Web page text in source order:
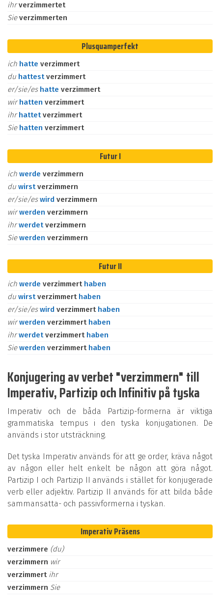
ihrverzimmertet
Sieverzimmerten
Plusquamperfekt
ich hatte verzimmert
du hattestverzimmert
er/sie/es hatte verzimmert
wirhatten verzimmert
ihrhattetverzimmert
Sie hatten verzimmert
Futur I
ich werde verzimmern
du wirstverzimmern
er/sie/eswird verzimmern
wirwerden verzimmern
ihrwerdetverzimmern
Siewerden verzimmern
Futur II
ich werde verzimmert haben
du wirstverzimmert haben
er/sie/eswird verzimmert haben
wirwerden verzimmert haben
ihrwerdetverzimmert haben
Siewerden verzimmert haben
Konjugering av verbet "verzimmern" till
Imperativ, Partizip och Infinitiv på tyska
Imperativ och de båda Partizip-formerna är viktiga
grammatiska tempus i den tyska konjugationen. De
används i stor utsträckning.
Det tyska Imperativ används för att ge order, kräva något
av någon eller helt enkelt be någon att göra något.
Partizip I och Partizip II används i stället för konjugerade
verb eller adjektiv. Partizip II används för att bilda både
sammansatta- och passivformerna i tyskan.
Imperativ Präsens
verzimmere (du)
verzimmern wir
verzimmert ihr
verzimmern Sie